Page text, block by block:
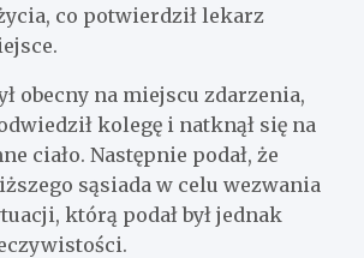
co potwierdził lekarz
obecny na miejscu zdarzenia,
kolegę i natknął się na
ciało. Następnie podał, że
sąsiada w celu wezwania
którą podał był jednak